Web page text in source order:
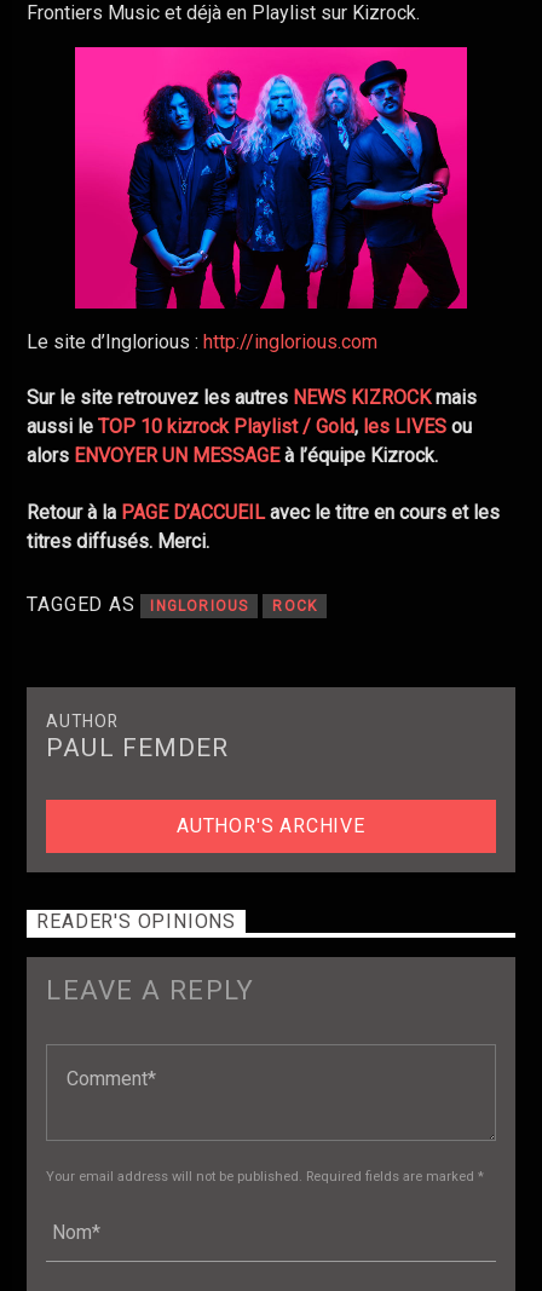
Frontiers Music et déjà en Playlist sur Kizrock.
Le site d’Inglorious :http://inglorious.com
Sur le site retrouvez les autres NEWS KIZROCKmais
aussi leTOP 10 kizrock Playlist / Gold, les LIVES ou
alors ENVOYER UN MESSAGEà l’équipe Kizrock.
Retour à la PAGE D’ACCUEILavec le titre en cours et les
titres diffusés. Merci.
TAGGED AS INGLORIOUS ROCK
AUTHOR
PAUL FEMDER
AUTHOR'S ARCHIVE
READER'S OPINIONS
LEAVE A REPLY
Your email address will not be published. Required fields are marked *